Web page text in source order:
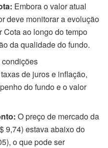
Embora o valor atual
deve monitorar a evolução
ao longo do tempo
da qualidade do fundo.
condições
de juros e inflação,
do fundo e o valor
O preço de mercado da
9,74) estava abaixo do
o que pode ser